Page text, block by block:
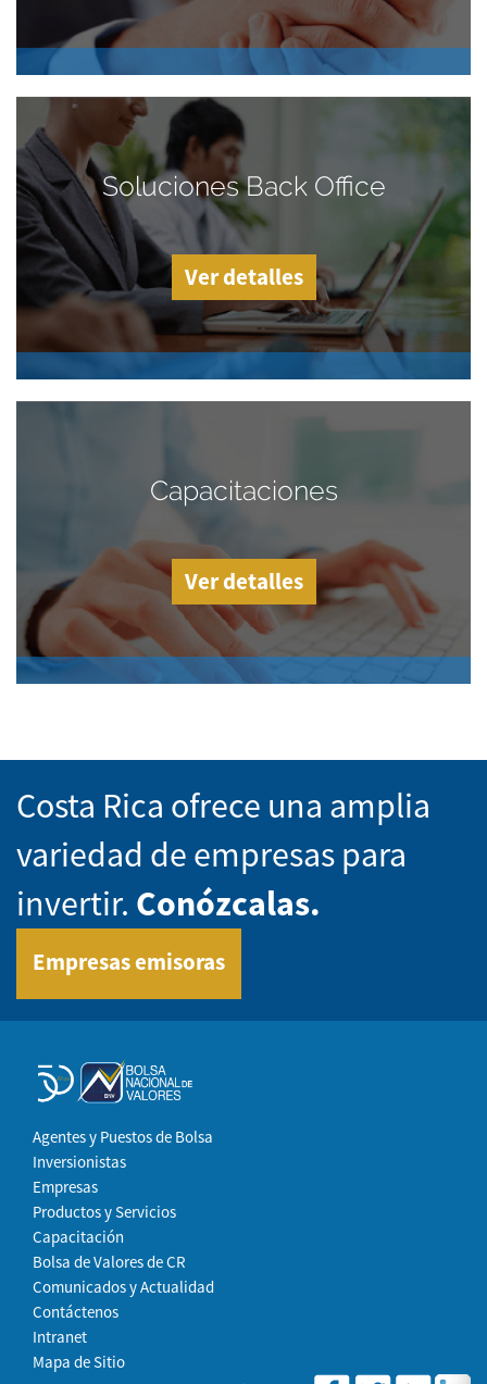
Soluciones Back Office
Ver detalles
Capacitaciones
Ver detalles
Costa Rica ofrece una amplia
variedad de empresas para
invertir. Conózcalas.
Empresas emisoras
Agentes y Puestos de Bolsa
Inversionistas
Empresas
Productos y Servicios
Capacitación
Bolsa de Valores de CR
Comunicados y Actualidad
Contáctenos
Intranet
Mapa de Sitio